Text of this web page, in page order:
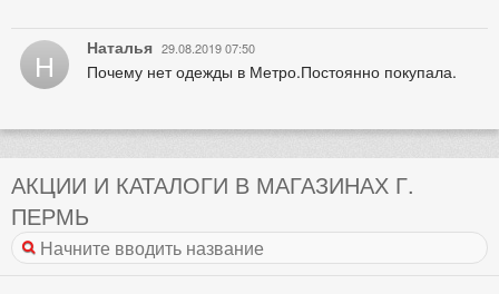
Н Наталья 29.08.2019 07:50
Почему нет одежды в Метро.Постоянно покупала.
АКЦИИ И КАТАЛОГИ В МАГАЗИНАХ Г.
ПЕРМЬ